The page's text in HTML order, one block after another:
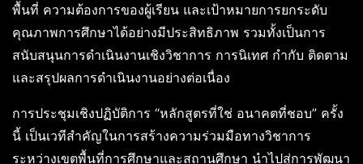
พื้นที่ ความต้องการของผู้เรียน และเป้าหมายการยกระดับ
คุณภาพการศึกษาได้อย่างมีประสิทธิภาพ รวมทั้งเป็นการ
สนับสนุนการดำเนินงานเชิงวิชาการ การนิเทศ กำกับ ติดตาม
และสรุปผลการดำเนินงานอย่างต่อเนื่อง
การประชุมเชิงปฏิบัติการ “หลักสูตรที่ใช่ อนาคตที่ชอบ” ครั้ง
นี้ เป็นเวทีสำคัญในการสร้างความร่วมมือทางวิชาการ
ระหว่างเขตพื้นที่การศึกษาและสถานศึกษา นำไปสู่การพัฒนา